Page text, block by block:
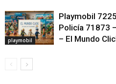
playmobil
Playmobil
Policía 71873
– El Mundo